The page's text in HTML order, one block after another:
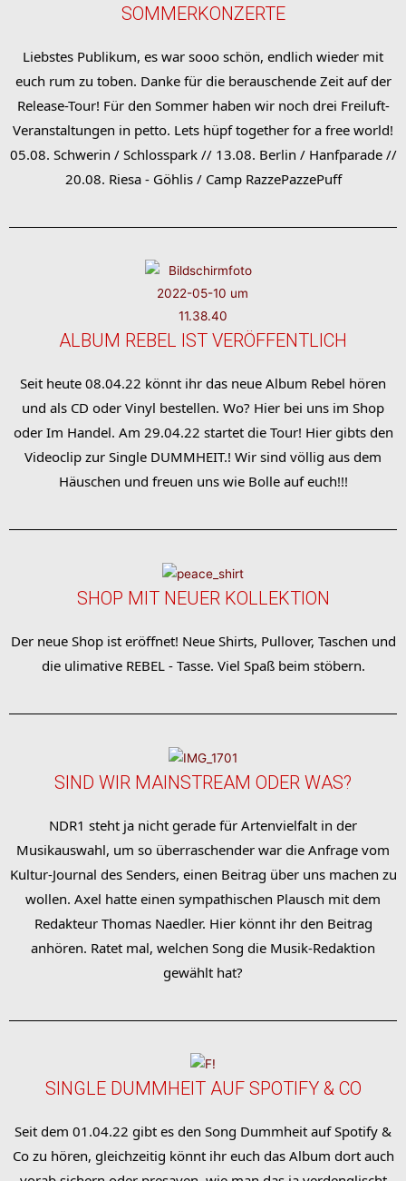
SOMMERKONZERTE
Liebstes Publikum, es war sooo schön, endlich wieder mit
euch rum zu toben. Danke für die berauschende Zeit auf der
Release-Tour! Für den Sommer haben wir noch drei Freiluft-
Veranstaltungen in petto. Lets hüpf together for a free world!
05.08. Schwerin / Schlosspark // 13.08. Berlin / Hanfparade //
20.08. Riesa - Göhlis / Camp RazzePazzePuff
ALBUM REBEL IST VERÖFFENTLICH
Seit heute 08.04.22 könnt ihr das neue Album Rebel hören
und als CD oder Vinyl bestellen. Wo? Hier bei uns im Shop
oder Im Handel. Am 29.04.22 startet die Tour! Hier gibts den
Videoclip zur Single DUMMHEIT.! Wir sind völlig aus dem
Häuschen und freuen uns wie Bolle auf euch!!!
SHOP MIT NEUER KOLLEKTION
Der neue Shop ist eröffnet! Neue Shirts, Pullover, Taschen und
die ulimative REBEL - Tasse. Viel Spaß beim stöbern.
SIND WIR MAINSTREAM ODER WAS?
NDR1 steht ja nicht gerade für Artenvielfalt in der
Musikauswahl, um so überraschender war die Anfrage vom
Kultur-Journal des Senders, einen Beitrag über uns machen zu
wollen. Axel hatte einen sympathischen Plausch mit dem
Redakteur Thomas Naedler. Hier könnt ihr den Beitrag
anhören. Ratet mal, welchen Song die Musik-Redaktion
gewählt hat?
SINGLE DUMMHEIT AUF SPOTIFY & CO
Seit dem 01.04.22 gibt es den Song Dummheit auf Spotify &
Co zu hören, gleichzeitig könnt ihr euch das Album dort auch